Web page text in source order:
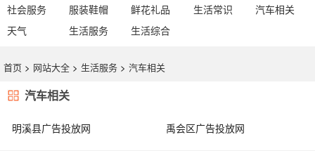
社会服务
服装鞋帽 鲜花礼品 生活常识
汽车相关
天气
生活服务 生活综合
首页 > 网站大全 > 生活服务 > 汽车相关
汽车相关
明溪县广告投放网 禹会区广告投放网